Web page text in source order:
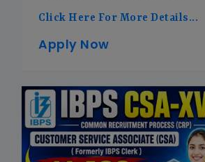
Click Here For More Details...
Apply Now